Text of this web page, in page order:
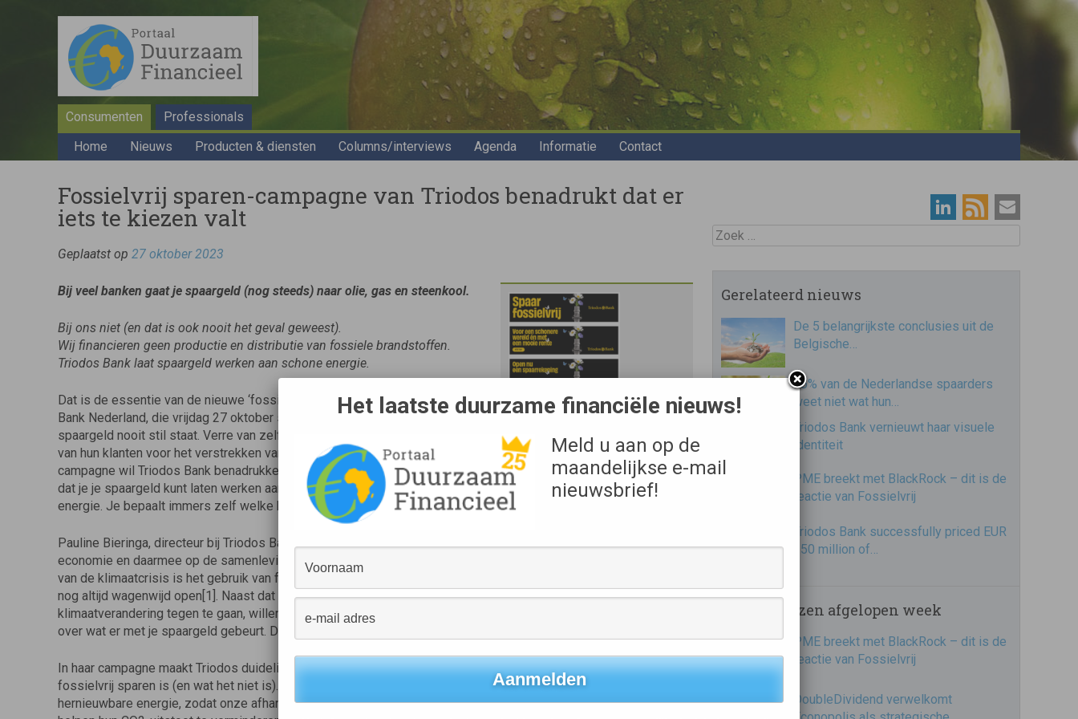
Consumenten
Professionals
Home
Nieuws Producten & diensten Columns/interviews Agenda Informatie Contact
Fossielvrij sparen-campagne van Triodos benadrukt dat er
iets te kiezen valt
Geplaatst op 27 oktober 2023
Bron
Triodos Bank
Bij veel banken gaat je spaargeld (nog steeds) naar olie, gas en steenkool.
Bij ons niet (en dat is ook nooit het geval geweest).
Wij financieren geen productie en distributie van fossiele brandstoffen.
Triodos Bank laat spaargeld werken aan schone energie.
Dat is de essentie van de nieuwe ‘fossielvrij sparen’-campagne van Triodos
Bank Nederland, die vrijdag 27 oktober start. Het uitgangspunt is dat
spaargeld nooit stil staat. Verre van zelfs. Banken gebruiken het spaargeld
van hun klanten voor het verstrekken van leningen aan bedrijven. In haar
campagne wil Triodos Bank benadrukken dat je als spaarder een keuze hebt,
dat je je spaargeld kunt laten werken aan de transitie naar hernieuwbare
energie. Je bepaalt immers zelf welke kant je geld op moet rollen.
Pauline Bieringa, directeur bij Triodos Bank Nederland: “Elke euro op je spaarrekening heeft een effect op de
economie en daarmee op de samenleving. Spaargeld is dus per definitie niet neutraal. De belangrijkste oorzaak
van de klimaatcrisis is het gebruik van fossiele brandstoffen. Intussen staat de geldkraan naar olie, kolen en gas
nog altijd wagenwijd open[1]. Naast dat we de financiële industrie willen stimuleren om bij de kredietverlening
klimaatverandering tegen te gaan, willen we met het signaal van deze campagne ook mensen laten nadenken
over wat er met je spaargeld gebeurt. De financieringen van vandaag bepalen de wereld van morgen.”
In haar campagne maakt Triodos duidelijk welke bedrijven de bank expliciet uitsluit van financiering en wat
fossielvrij sparen is (en wat het niet is). We laten zien hoe we met spaargeld bijdragen aan de overgang naar
hernieuwbare energie, zodat onze afhankelijkheid van fossiel snel naar beneden gaat, en hoe we zakelijke klanten
Zoek
Gerelateerd nieuws
De 5 belangrijkste conclusies uit de
Belgische…
86% van de Nederlandse spaarders
weet niet wat hun…
Triodos Bank vernieuwt haar visuele
identiteit
PME breekt met BlackRock – dit is de
reactie van Fossielvrij
Triodos Bank successfully priced EUR
250 million of…
Meest gelezen afgelopen week
PME breekt met BlackRock – dit is de
reactie van Fossielvrij
DoubleDividend verwelkomt
Het laatste duurzame financiële nieuws!
Meld u aan op de
maandelijkse e-mail
nieuwsbrief!